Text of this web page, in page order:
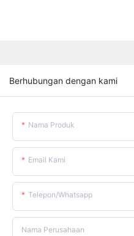
Berhubungan dengan kami
Nama Produk
Email Kami
Telepon/whatsapp
Nama Perusahaan